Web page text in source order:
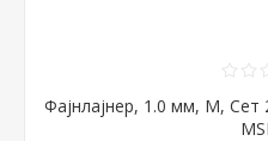
Фајнлајнер, 1.0 мм, M,